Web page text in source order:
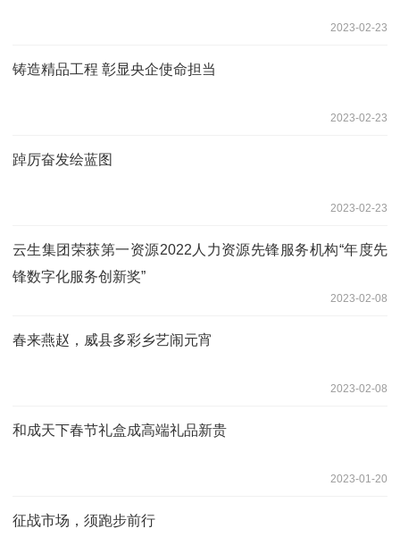
2023-02-23
铸造精品工程 彰显央企使命担当
2023-02-23
踔厉奋发绘蓝图
2023-02-23
云生集团荣获第一资源2022人力资源先锋服务机构“年度先
锋数字化服务创新奖”
2023-02-08
春来燕赵，威县多彩乡艺闹元宵
2023-02-08
和成天下春节礼盒成高端礼品新贵
2023-01-20
征战市场，须跑步前行